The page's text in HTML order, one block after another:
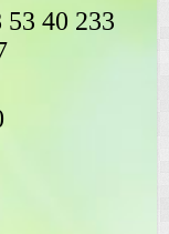
53 40 233